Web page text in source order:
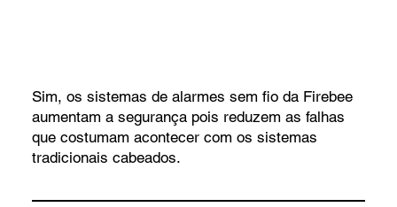
Sim, os sistemas de alarmes sem fio da Firebee
aumentam a segurança pois reduzem as falhas
que costumam acontecer com os sistemas
tradicionais cabeados.